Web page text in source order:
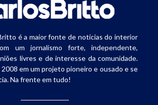
é a maior fonte de notícias do interior
um jornalismo forte, independente,
livres e de interesse da comunidade.
em um projeto pioneiro e ousado e se
Na frente em tudo!